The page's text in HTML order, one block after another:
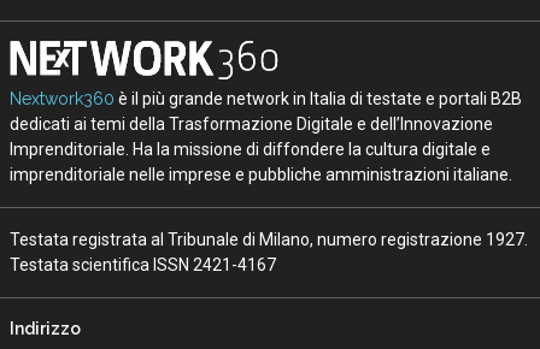
Nextwork360 è il più grande network in Italia di testate e portali B2B
dedicati ai temi della Trasformazione Digitale e dell’Innovazione
Imprenditoriale. Ha la missione di diffondere la cultura digitale e
imprenditoriale nelle imprese e pubbliche amministrazioni italiane.
Testata registrata al Tribunale di Milano, numero registrazione 1927.
Testata scientifica ISSN 2421-4167
Indirizzo